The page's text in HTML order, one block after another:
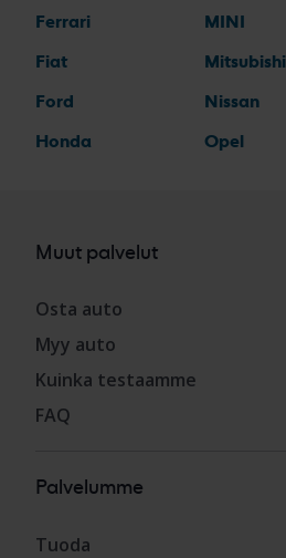
Ferrari
Fiat
Ford
Honda
MINI
Mitsubishi
Nissan
Opel
Muut palvelut
Osta auto
Myy auto
Kuinka testaamme
FAQ
Palvelumme
Tuoda